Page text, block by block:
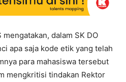
dalam SK DO
apa saja kode etik yang telah
para mahasiswa tersebut
mengkritisi tindakan Rektor